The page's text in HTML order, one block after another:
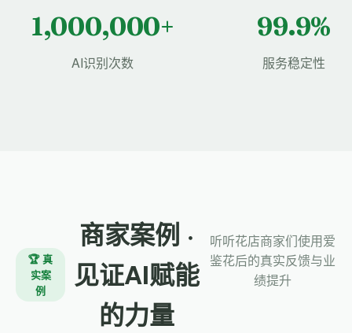
1,000,000+
AI识别次数
99.9%
服务稳定性
🏆 真
实案
例
商家案例 ·
见证AI赋能
的力量
听听花店商家们使用爱
鉴花后的真实反馈与业
绩提升